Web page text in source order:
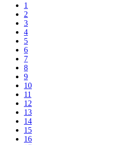
1
2
3
4
5
6
7
8
9
10
11
12
13
14
15
16